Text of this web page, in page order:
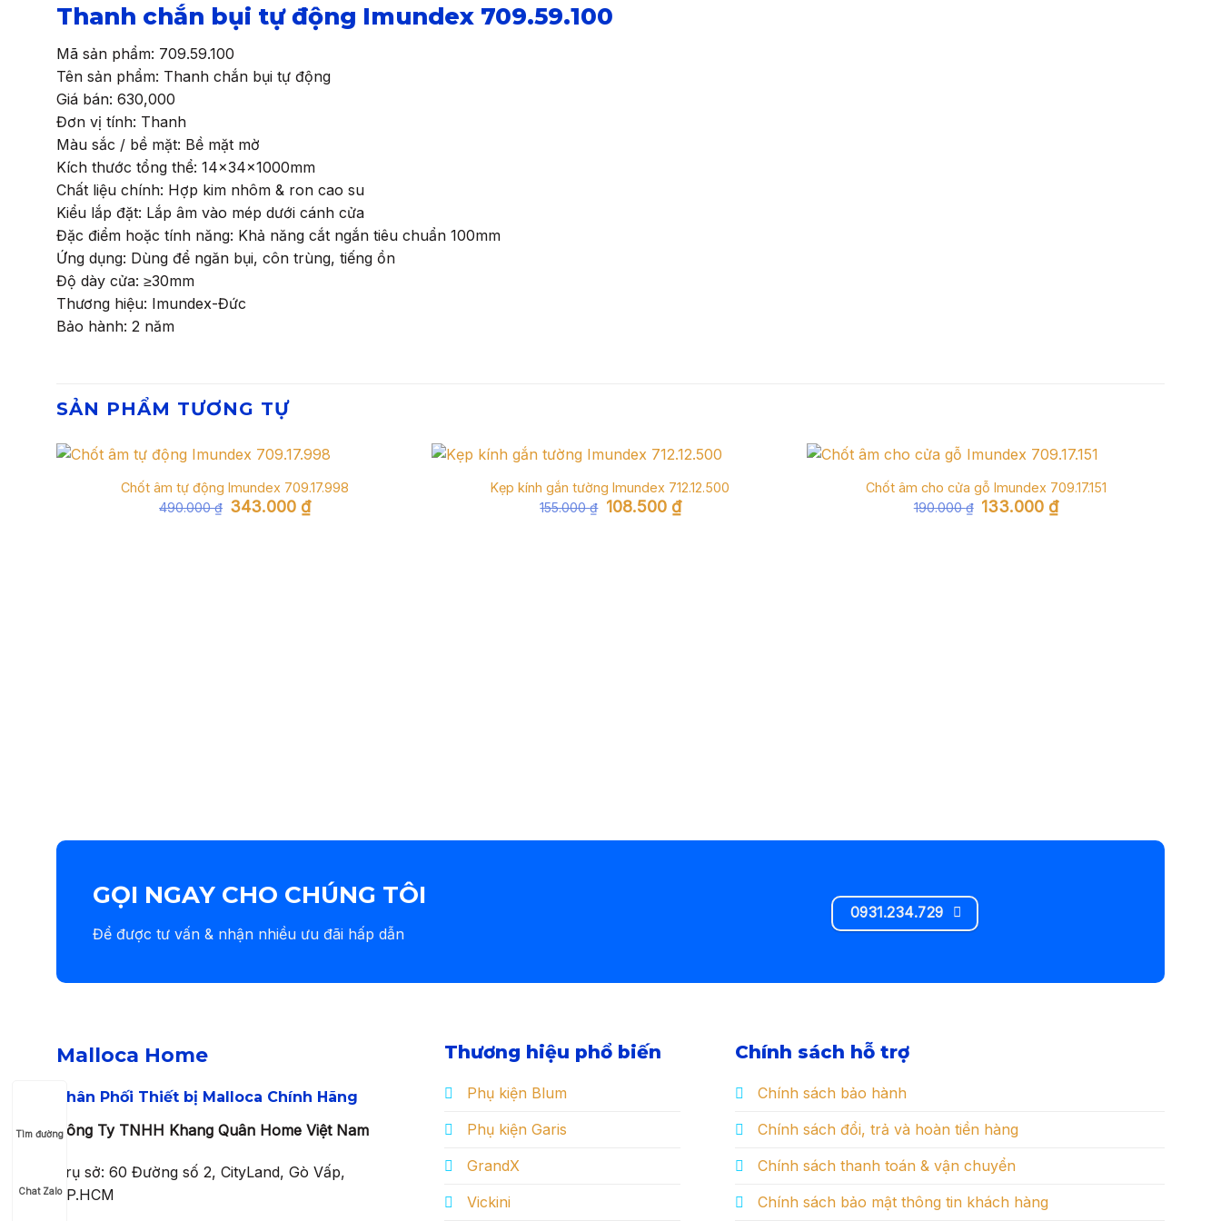
Thanh chắn bụi tự động Imundex 709.59.100
Mã sản phẩm: 709.59.100
Tên sản phẩm: Thanh chắn bụi tự động
Giá bán: 630,000
Đơn vị tính: Thanh
Màu sắc / bề mặt: Bề mặt mờ
Kích thước tổng thể: 14x34x1000mm
Chất liệu chính: Hợp kim nhôm & ron cao su
Kiểu lắp đặt: Lắp âm vào mép dưới cánh cửa
Đặc điểm hoặc tính năng: Khả năng cắt ngắn tiêu chuẩn 100mm
Ứng dụng: Dùng để ngăn bụi, côn trùng, tiếng ồn
Độ dày cửa: ≥30mm
Thương hiệu: Imundex-Đức
Bảo hành: 2 năm
SẢN PHẨM TƯƠNG TỰ
Chốt âm tự động Imundex 709.17.998
490.000₫ Giá
gốc
343.000 ₫Giá
hiện
Kẹp kính gắn tường Imundex 712.12.500
155.000₫ Giá
gốc
108.500 ₫Giá
hiện
Chốt âm cho cửa gỗ Imundex 709.17.151
190.000₫ Giá
gốc
133.000 ₫Giá
hiện
GỌI NGAY CHO CHÚNG TÔI
Để được tư vấn & nhận nhiều ưu đãi hấp dẫn
0931.234.729
Malloca Home
Phân Phối Thiết bị Malloca Chính Hãng
Công Ty TNHH Khang Quân Home Việt Nam
Trụ sở: 60 Đường số 2, CityLand, Gò Vấp,
TP.HCM
Thương hiệu phổ biến
Phụ kiện Blum
Phụ kiện Garis
GrandX
Vickini
Chính sách hỗ trợ
Chính sách bảo hành
Chính sách đổi, trả và hoàn tiền hàng
Chính sách thanh toán & vận chuyển
Chính sách bảo mật thông tin khách hàng
Tìm đường
Chat Zalo